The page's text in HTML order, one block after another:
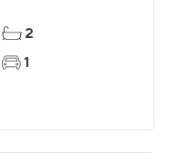
2
1